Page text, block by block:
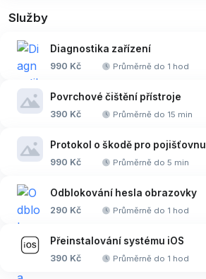
Služby
Diagnostika zařízení
990 Kč Průměrně do 1 hod
Povrchové čištění přístroje
390 Kč Průměrně do 15 min
Protokol o škodě pro pojišťovnu
990 Kč Průměrně do 5 min
Odblokování hesla obrazovky
290 Kč Průměrně do 1 hod
Přeinstalování systému iOS
390 Kč Průměrně do 1 hod